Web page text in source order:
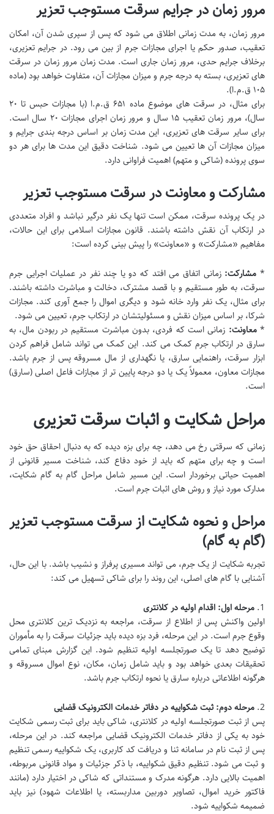
مرور زمان در جرایم سرقت مستوجب تعزیر
مرور زمان، به مدت زمانی اطلاق می شود که پس از سپری شدن آن، امکان
تعقیب، صدور حکم یا اجرای مجازات جرم از بین می رود. در جرایم تعزیری،
برخلاف جرایم حدی، مرور زمان جاری است. مدت زمان مرور زمان در سرقت
های تعزیری، بسته به درجه جرم و میزان مجازات آن، متفاوت خواهد بود (ماده
۱۰۵ ق.م.ا).
برای مثال، در سرقت های موضوع ماده ۶۵۱ ق.م.ا (با مجازات حبس تا ۲۰
سال)، مرور زمان تعقیب ۱۵ سال و مرور زمان اجرای مجازات ۲۰ سال است.
برای سایر سرقت های تعزیری، این مدت زمان بر اساس درجه بندی جرایم و
میزان مجازات آن ها تعیین می شود. شناخت دقیق این مدت ها برای هر دو
سوی پرونده (شاکی و متهم) اهمیت فراوانی دارد.
مشارکت و معاونت در سرقت مستوجب تعزیر
در یک پرونده سرقت، ممکن است تنها یک نفر درگیر نباشد و افراد متعددی
در ارتکاب آن نقش داشته باشند. قانون مجازات اسلامی برای این حالات،
مفاهیم «مشارکت» و «معاونت» را پیش بینی کرده است:
* مشارکت: زمانی اتفاق می افتد که دو یا چند نفر در عملیات اجرایی جرم
سرقت، به طور مستقیم و با قصد مشترک، دخالت و مباشرت داشته باشند.
برای مثال، یک نفر وارد خانه شود و دیگری اموال را جمع آوری کند. مجازات
شرکا، بر اساس میزان نقش و مسئولیتشان در ارتکاب جرم، تعیین می شود.
*معاونت: زمانی است که فردی، بدون مباشرت مستقیم در ربودن مال، به
سارق در ارتکاب جرم کمک می کند. این کمک می تواند شامل فراهم کردن
ابزار سرقت، راهنمایی سارق، یا نگهداری از مال مسروقه پس از جرم باشد.
مجازات معاون، معمولاً یک یا دو درجه پایین تر از مجازات فاعل اصلی (سارق)
است.
مراحل شکایت و اثبات سرقت تعزیری
زمانی که سرقتی رخ می دهد، چه برای بزه دیده که به دنبال احقاق حق خود
است و چه برای متهم که باید از خود دفاع کند، شناخت مسیر قانونی از
اهمیت حیاتی برخوردار است. این مسیر شامل مراحل گام به گام شکایت،
مدارک مورد نیاز و روش های اثبات جرم است.
مراحل و نحوه شکایت از سرقت مستوجب تعزیر
(گام به گام)
تجربه شکایت از یک جرم، می تواند مسیری پرفراز و نشیب باشد. با این حال،
آشنایی با گام های اصلی، این روند را برای شاکی تسهیل می کند:
1. مرحله اول: اقدام اولیه در کلانتری
اولین واکنش پس از اطلاع از سرقت، مراجعه به نزدیک ترین کلانتری محل
وقوع جرم است. در این مرحله، فرد بزه دیده باید جزئیات سرقت را به مأموران
توضیح دهد تا یک صورتجلسه اولیه تنظیم شود. این گزارش مبنای تمامی
تحقیقات بعدی خواهد بود و باید شامل زمان، مکان، نوع اموال مسروقه و
هرگونه اطلاعاتی درباره سارق یا نحوه ارتکاب جرم باشد.
2. مرحله دوم: ثبت شکواییه در دفاتر خدمات الکترونیک قضایی
پس از ثبت صورتجلسه اولیه در کلانتری، شاکی باید برای ثبت رسمی شکایت
خود به یکی از دفاتر خدمات الکترونیک قضایی مراجعه کند. در این مرحله،
پس از ثبت نام در سامانه ثنا و دریافت کد کاربری، یک شکواییه رسمی تنظیم
و ثبت می شود. تنظیم دقیق شکواییه، با ذکر جزئیات و مواد قانونی مربوطه،
اهمیت بالایی دارد. هرگونه مدرک و مستنداتی که شاکی در اختیار دارد (مانند
فاکتور خرید اموال، تصاویر دوربین مداربسته، یا اطلاعات شهود) نیز باید
ضمیمه شکواییه شود.